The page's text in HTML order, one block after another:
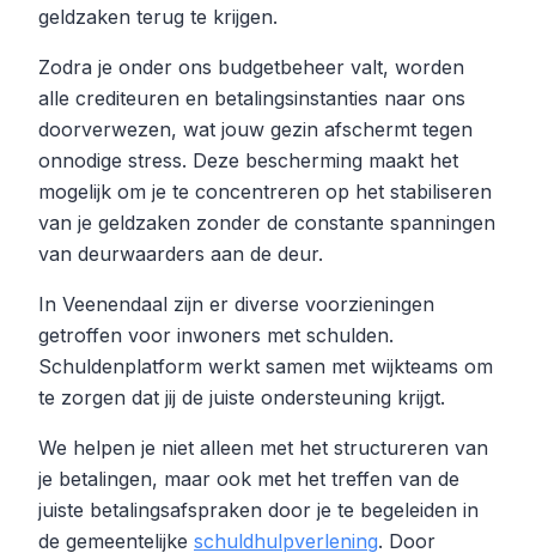
geldzaken terug te krijgen.
Zodra je onder ons budgetbeheer valt, worden
alle crediteuren en betalingsinstanties naar ons
doorverwezen, wat jouw gezin afschermt tegen
onnodige stress. Deze bescherming maakt het
mogelijk om je te concentreren op het stabiliseren
van je geldzaken zonder de constante spanningen
van deurwaarders aan de deur.
In Veenendaal zijn er diverse voorzieningen
getroffen voor inwoners met schulden.
Schuldenplatform werkt samen met wijkteams om
te zorgen dat jij de juiste ondersteuning krijgt.
We helpen je niet alleen met het structureren van
je betalingen, maar ook met het treffen van de
juiste betalingsafspraken door je te begeleiden in
de gemeentelijke schuldhulpverlening. Door